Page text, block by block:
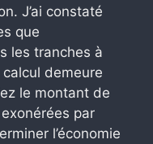
J’ai constaté
que
les tranches à
demeure
le montant de
par
l’économie